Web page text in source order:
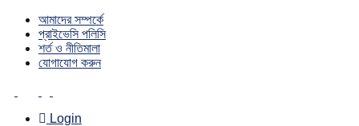
আমাদের সম্পর্কে
প্রাইভেসি পলিসি
শর্ত ও নীতিমালা
যোগাযোগ করুন
Login